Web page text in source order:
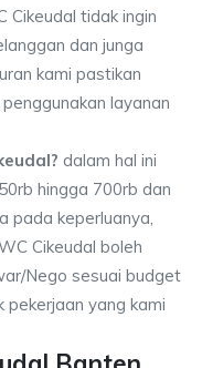
Cikeudal tidak ingin
dan junga
kami pastikan
layanan
dalam hal ini
hingga 700rb dan
pada keperluanya,
Cikeudal boleh
Nego sesuai budget
pekerjaan yang kami